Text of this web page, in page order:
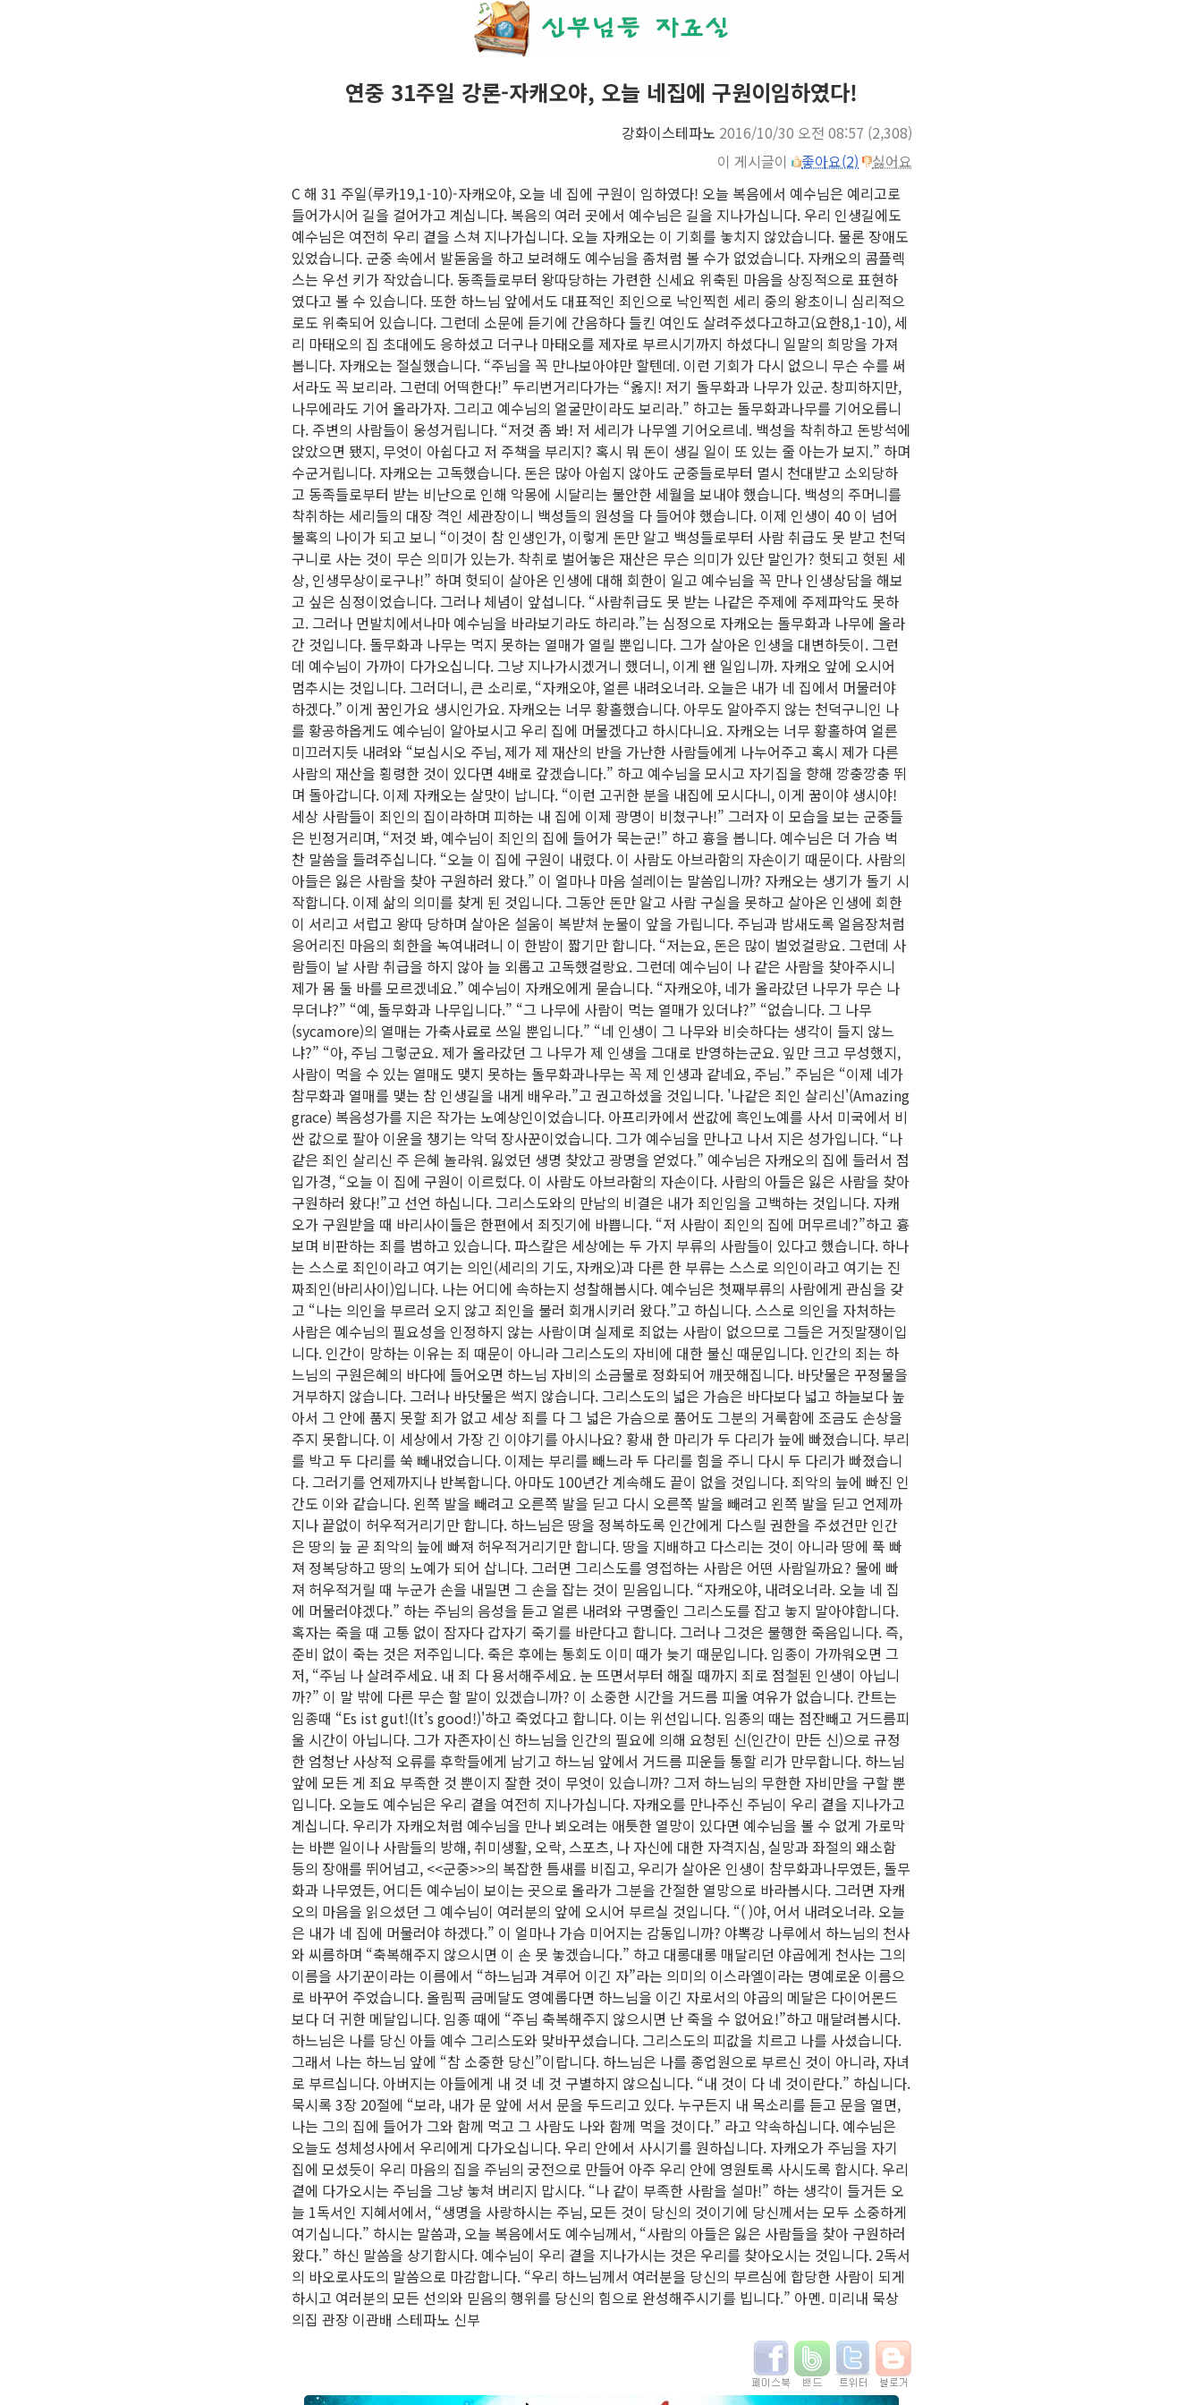
연중 31주일 강론-자캐오야, 오늘 네집에 구원이임하였다!
강화이스테파노 2016/10/30 오전 08:57 (2,308)
이 게시글이
좋아요(2)
싫어요
C 해 31 주일(루카19,1-10)-자캐오야, 오늘 네 집에 구원이 임하였다! 오늘 복음에서 예수님은 예리고로
들어가시어 길을 걸어가고 계십니다. 복음의 여러 곳에서 예수님은 길을 지나가십니다. 우리 인생길에도
예수님은 여전히 우리 곁을 스쳐 지나가십니다. 오늘 자캐오는 이 기회를 놓치지 않았습니다. 물론 장애도
있었습니다. 군중 속에서 발돋움을 하고 보려해도 예수님을 좀처럼 볼 수가 없었습니다. 자캐오의 콤플렉
스는 우선 키가 작았습니다. 동족들로부터 왕따당하는 가련한 신세요 위축된 마음을 상징적으로 표현하
였다고 볼 수 있습니다. 또한 하느님 앞에서도 대표적인 죄인으로 낙인찍힌 세리 중의 왕초이니 심리적으
로도 위축되어 있습니다. 그런데 소문에 듣기에 간음하다 들킨 여인도 살려주셨다고하고(요한8,1-10), 세
리 마태오의 집 초대에도 응하셨고 더구나 마태오를 제자로 부르시기까지 하셨다니 일말의 희망을 가져
봅니다. 자캐오는 절실했습니다. “주님을 꼭 만나보아야만 할텐데. 이런 기회가 다시 없으니 무슨 수를 써
서라도 꼭 보리라. 그런데 어떡한다!” 두리번거리다가는 “옳지! 저기 돌무화과 나무가 있군. 창피하지만,
나무에라도 기어 올라가자. 그리고 예수님의 얼굴만이라도 보리라.” 하고는 돌무화과나무를 기어오릅니
다. 주변의 사람들이 웅성거립니다. “저것 좀 봐! 저 세리가 나무엘 기어오르네. 백성을 착취하고 돈방석에
앉았으면 됐지, 무엇이 아쉽다고 저 주책을 부리지? 혹시 뭐 돈이 생길 일이 또 있는 줄 아는가 보지.” 하며
수군거립니다. 자캐오는 고독했습니다. 돈은 많아 아쉽지 않아도 군중들로부터 멸시 천대받고 소외당하
고 동족들로부터 받는 비난으로 인해 악몽에 시달리는 불안한 세월을 보내야 했습니다. 백성의 주머니를
착취하는 세리들의 대장 격인 세관장이니 백성들의 원성을 다 들어야 했습니다. 이제 인생이 40 이 넘어
불혹의 나이가 되고 보니 “이것이 참 인생인가, 이렇게 돈만 알고 백성들로부터 사람 취급도 못 받고 천덕
구니로 사는 것이 무슨 의미가 있는가. 착취로 벌어놓은 재산은 무슨 의미가 있단 말인가? 헛되고 헛된 세
상, 인생무상이로구나!” 하며 헛되이 살아온 인생에 대해 회한이 일고 예수님을 꼭 만나 인생상담을 해보
고 싶은 심정이었습니다. 그러나 체념이 앞섭니다. “사람취급도 못 받는 나같은 주제에 주제파악도 못하
고. 그러나 먼발치에서나마 예수님을 바라보기라도 하리라.”는 심정으로 자캐오는 돌무화과 나무에 올라
간 것입니다. 돌무화과 나무는 먹지 못하는 열매가 열릴 뿐입니다. 그가 살아온 인생을 대변하듯이. 그런
데 예수님이 가까이 다가오십니다. 그냥 지나가시겠거니 했더니, 이게 왠 일입니까. 자캐오 앞에 오시어
멈추시는 것입니다. 그러더니, 큰 소리로, “자캐오야, 얼른 내려오너라. 오늘은 내가 네 집에서 머물러야
하겠다.” 이게 꿈인가요 생시인가요. 자캐오는 너무 황홀했습니다. 아무도 알아주지 않는 천덕구니인 나
를 황공하옵게도 예수님이 알아보시고 우리 집에 머물겠다고 하시다니요. 자캐오는 너무 황홀하여 얼른
미끄러지듯 내려와 “보십시오 주님, 제가 제 재산의 반을 가난한 사람들에게 나누어주고 혹시 제가 다른
사람의 재산을 횡령한 것이 있다면 4배로 갚겠습니다.” 하고 예수님을 모시고 자기집을 향해 깡충깡충 뛰
며 돌아갑니다. 이제 자캐오는 살맛이 납니다. “이런 고귀한 분을 내집에 모시다니, 이게 꿈이야 생시야!
세상 사람들이 죄인의 집이라하며 피하는 내 집에 이제 광명이 비쳤구나!” 그러자 이 모습을 보는 군중들
은 빈정거리며, “저것 봐, 예수님이 죄인의 집에 들어가 묵는군!” 하고 흉을 봅니다. 예수님은 더 가슴 벅
찬 말씀을 들려주십니다. “오늘 이 집에 구원이 내렸다. 이 사람도 아브라함의 자손이기 때문이다. 사람의
아들은 잃은 사람을 찾아 구원하러 왔다.” 이 얼마나 마음 설레이는 말씀입니까? 자캐오는 생기가 돌기 시
작합니다. 이제 삶의 의미를 찾게 된 것입니다. 그동안 돈만 알고 사람 구실을 못하고 살아온 인생에 회한
이 서리고 서럽고 왕따 당하며 살아온 설움이 복받쳐 눈물이 앞을 가립니다. 주님과 밤새도록 얼음장처럼
응어리진 마음의 회한을 녹여내려니 이 한밤이 짧기만 합니다. “저는요, 돈은 많이 벌었걸랑요. 그런데 사
람들이 날 사람 취급을 하지 않아 늘 외롭고 고독했걸랑요. 그런데 예수님이 나 같은 사람을 찾아주시니
제가 몸 둘 바를 모르겠네요.” 예수님이 자캐오에게 묻습니다. “자캐오야, 네가 올라갔던 나무가 무슨 나
무더냐?” “예, 돌무화과 나무입니다.” “그 나무에 사람이 먹는 열매가 있더냐?” “없습니다. 그 나무
(sycamore)의 열매는 가축사료로 쓰일 뿐입니다.” “네 인생이 그 나무와 비슷하다는 생각이 들지 않느
냐?” “아, 주님 그렇군요. 제가 올라갔던 그 나무가 제 인생을 그대로 반영하는군요. 잎만 크고 무성했지,
사람이 먹을 수 있는 열매도 맺지 못하는 돌무화과나무는 꼭 제 인생과 같네요, 주님.” 주님은 “이제 네가
참무화과 열매를 맺는 참 인생길을 내게 배우라.”고 권고하셨을 것입니다. '나같은 죄인 살리신'(Amazing
grace) 복음성가를 지은 작가는 노예상인이었습니다. 아프리카에서 싼값에 흑인노예를 사서 미국에서 비
싼 값으로 팔아 이윤을 챙기는 악덕 장사꾼이었습니다. 그가 예수님을 만나고 나서 지은 성가입니다. “나
같은 죄인 살리신 주 은혜 놀라워. 잃었던 생명 찾았고 광명을 얻었다.” 예수님은 자캐오의 집에 들러서 점
입가경, “오늘 이 집에 구원이 이르렀다. 이 사람도 아브라함의 자손이다. 사람의 아들은 잃은 사람을 찾아
구원하러 왔다!”고 선언 하십니다. 그리스도와의 만남의 비결은 내가 죄인임을 고백하는 것입니다. 자캐
오가 구원받을 때 바리사이들은 한편에서 죄짓기에 바쁩니다. “저 사람이 죄인의 집에 머무르네?”하고 흉
보며 비판하는 죄를 범하고 있습니다. 파스칼은 세상에는 두 가지 부류의 사람들이 있다고 했습니다. 하나
는 스스로 죄인이라고 여기는 의인(세리의 기도, 자캐오)과 다른 한 부류는 스스로 의인이라고 여기는 진
짜죄인(바리사이)입니다. 나는 어디에 속하는지 성찰해봅시다. 예수님은 첫째부류의 사람에게 관심을 갖
고 “나는 의인을 부르러 오지 않고 죄인을 불러 회개시키러 왔다.”고 하십니다. 스스로 의인을 자처하는
사람은 예수님의 필요성을 인정하지 않는 사람이며 실제로 죄없는 사람이 없으므로 그들은 거짓말쟁이입
니다. 인간이 망하는 이유는 죄 때문이 아니라 그리스도의 자비에 대한 불신 때문입니다. 인간의 죄는 하
느님의 구원은혜의 바다에 들어오면 하느님 자비의 소금물로 정화되어 깨끗해집니다. 바닷물은 꾸정물을
거부하지 않습니다. 그러나 바닷물은 썩지 않습니다. 그리스도의 넓은 가슴은 바다보다 넓고 하늘보다 높
아서 그 안에 품지 못할 죄가 없고 세상 죄를 다 그 넓은 가슴으로 품어도 그분의 거룩함에 조금도 손상을
주지 못합니다. 이 세상에서 가장 긴 이야기를 아시나요? 황새 한 마리가 두 다리가 늪에 빠졌습니다. 부리
를 박고 두 다리를 쑥 빼내었습니다. 이제는 부리를 빼느라 두 다리를 힘을 주니 다시 두 다리가 빠졌습니
다. 그러기를 언제까지나 반복합니다. 아마도 100년간 계속해도 끝이 없을 것입니다. 죄악의 늪에 빠진 인
간도 이와 같습니다. 왼쪽 발을 빼려고 오른쪽 발을 딛고 다시 오른쪽 발을 빼려고 왼쪽 발을 딛고 언제까
지나 끝없이 허우적거리기만 합니다. 하느님은 땅을 정복하도록 인간에게 다스릴 권한을 주셨건만 인간
은 땅의 늪 곧 죄악의 늪에 빠져 허우적거리기만 합니다. 땅을 지배하고 다스리는 것이 아니라 땅에 푹 빠
져 정복당하고 땅의 노예가 되어 삽니다. 그러면 그리스도를 영접하는 사람은 어떤 사람일까요? 물에 빠
져 허우적거릴 때 누군가 손을 내밀면 그 손을 잡는 것이 믿음입니다. “자캐오야, 내려오너라. 오늘 네 집
에 머물러야겠다.” 하는 주님의 음성을 듣고 얼른 내려와 구명줄인 그리스도를 잡고 놓지 말아야합니다.
혹자는 죽을 때 고통 없이 잠자다 갑자기 죽기를 바란다고 합니다. 그러나 그것은 불행한 죽음입니다. 즉,
준비 없이 죽는 것은 저주입니다. 죽은 후에는 통회도 이미 때가 늦기 때문입니다. 임종이 가까워오면 그
저, “주님 나 살려주세요. 내 죄 다 용서해주세요. 눈 뜨면서부터 해질 때까지 죄로 점철된 인생이 아닙니
까?” 이 말 밖에 다른 무슨 할 말이 있겠습니까? 이 소중한 시간을 거드름 피울 여유가 없습니다. 칸트는
임종때 “Es ist gut!(It’s good!)'하고 죽었다고 합니다. 이는 위선입니다. 임종의 때는 점잔빼고 거드름피
울 시간이 아닙니다. 그가 자존자이신 하느님을 인간의 필요에 의해 요청된 신(인간이 만든 신)으로 규정
한 엄청난 사상적 오류를 후학들에게 남기고 하느님 앞에서 거드름 피운들 통할 리가 만무합니다. 하느님
앞에 모든 게 죄요 부족한 것 뿐이지 잘한 것이 무엇이 있습니까? 그저 하느님의 무한한 자비만을 구할 뿐
입니다. 오늘도 예수님은 우리 곁을 여전히 지나가십니다. 자캐오를 만나주신 주님이 우리 곁을 지나가고
계십니다. 우리가 자캐오처럼 예수님을 만나 뵈오려는 애틋한 열망이 있다면 예수님을 볼 수 없게 가로막
는 바쁜 일이나 사람들의 방해, 취미생활, 오락, 스포츠, 나 자신에 대한 자격지심, 실망과 좌절의 왜소함
등의 장애를 뛰어넘고, <<군중>>의 복잡한 틈새를 비집고, 우리가 살아온 인생이 참무화과나무였든, 돌무
화과 나무였든, 어디든 예수님이 보이는 곳으로 올라가 그분을 간절한 열망으로 바라봅시다. 그러면 자캐
오의 마음을 읽으셨던 그 예수님이 여러분의 앞에 오시어 부르실 것입니다. “( )야, 어서 내려오너라. 오늘
은 내가 네 집에 머물러야 하겠다.” 이 얼마나 가슴 미어지는 감동입니까? 야뽁강 나루에서 하느님의 천사
와 씨름하며 “축복해주지 않으시면 이 손 못 놓겠습니다.” 하고 대롱대롱 매달리던 야곱에게 천사는 그의
이름을 사기꾼이라는 이름에서 “하느님과 겨루어 이긴 자”라는 의미의 이스라엘이라는 명예로운 이름으
로 바꾸어 주었습니다. 올림픽 금메달도 영예롭다면 하느님을 이긴 자로서의 야곱의 메달은 다이어몬드
보다 더 귀한 메달입니다. 임종 때에 “주님 축복해주지 않으시면 난 죽을 수 없어요!”하고 매달려봅시다.
하느님은 나를 당신 아들 예수 그리스도와 맞바꾸셨습니다. 그리스도의 피값을 치르고 나를 사셨습니다.
그래서 나는 하느님 앞에 “참 소중한 당신”이랍니다. 하느님은 나를 종업원으로 부르신 것이 아니라, 자녀
로 부르십니다. 아버지는 아들에게 내 것 네 것 구별하지 않으십니다. “내 것이 다 네 것이란다.” 하십니다.
묵시록 3장 20절에 “보라, 내가 문 앞에 서서 문을 두드리고 있다. 누구든지 내 목소리를 듣고 문을 열면,
나는 그의 집에 들어가 그와 함께 먹고 그 사람도 나와 함께 먹을 것이다.” 라고 약속하십니다. 예수님은
오늘도 성체성사에서 우리에게 다가오십니다. 우리 안에서 사시기를 원하십니다. 자캐오가 주님을 자기
집에 모셨듯이 우리 마음의 집을 주님의 궁전으로 만들어 아주 우리 안에 영원토록 사시도록 합시다. 우리
곁에 다가오시는 주님을 그냥 놓쳐 버리지 맙시다. “나 같이 부족한 사람을 설마!” 하는 생각이 들거든 오
늘 1독서인 지혜서에서, “생명을 사랑하시는 주님, 모든 것이 당신의 것이기에 당신께서는 모두 소중하게
여기십니다.” 하시는 말씀과, 오늘 복음에서도 예수님께서, “사람의 아들은 잃은 사람들을 찾아 구원하러
왔다.” 하신 말씀을 상기합시다. 예수님이 우리 곁을 지나가시는 것은 우리를 찾아오시는 것입니다. 2독서
의 바오로사도의 말씀으로 마감합니다. “우리 하느님께서 여러분을 당신의 부르심에 합당한 사람이 되게
하시고 여러분의 모든 선의와 믿음의 행위를 당신의 힘으로 완성해주시기를 빕니다.” 아멘. 미리내 묵상
의집 관장 이관배 스테파노 신부